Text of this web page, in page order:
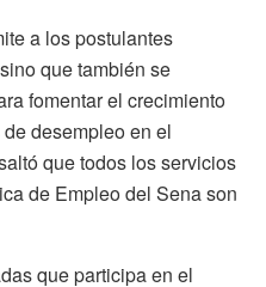
a los postulantes
que también se
fomentar el crecimiento
desempleo en el
que todos los servicios
de Empleo del Sena son
que participa en el